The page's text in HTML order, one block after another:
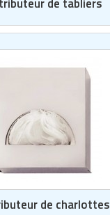
de tabliers
de charlottes